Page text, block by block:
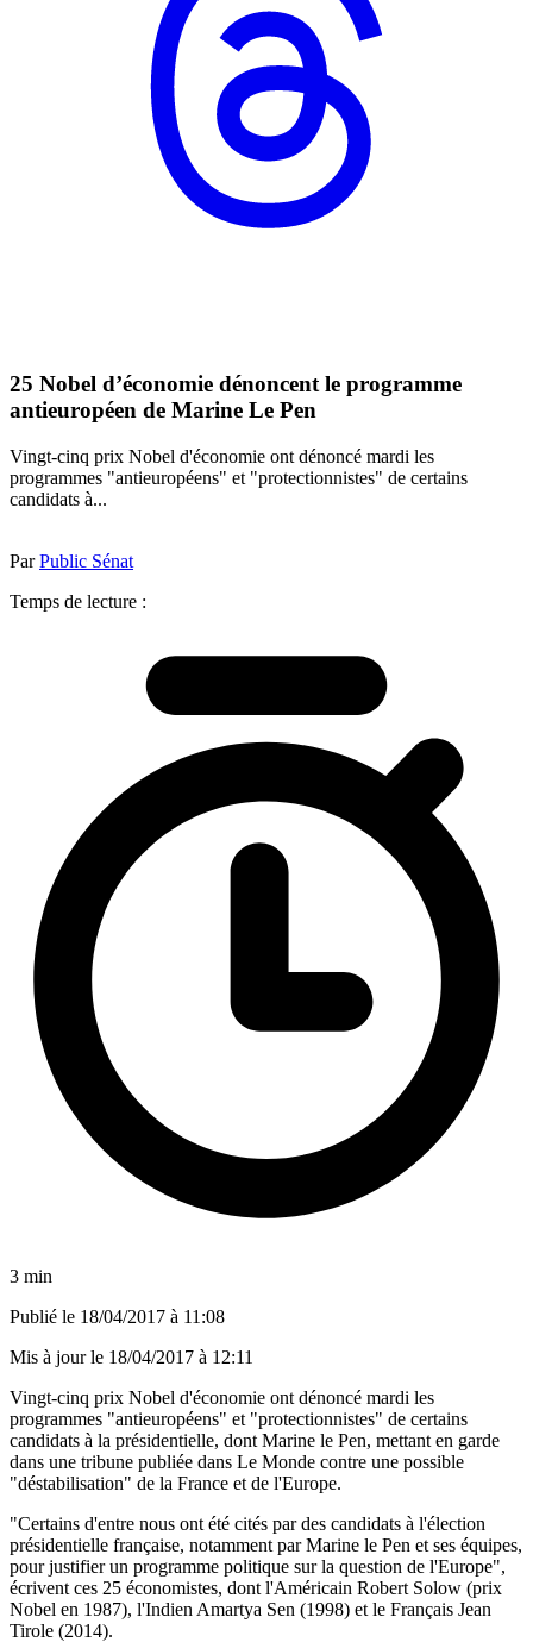
25 Nobel d’économie dénoncent le programme
antieuropéen de Marine Le Pen
Vingt-cinq prix Nobel d'économie ont dénoncé mardi les
programmes "antieuropéens" et "protectionnistes" de certains
candidats à...
ParPublic Sénat
Temps de lecture :
3 min
Publié le 18/04/2017 à 11:08
Mis à jour le 18/04/2017 à 12:11
Vingt-cinq prix Nobel d'économie ont dénoncé mardi les
programmes "antieuropéens" et "protectionnistes" de certains
candidats à la présidentielle, dont Marine le Pen, mettant en garde
dans une tribune publiée dans Le Monde contre une possible
"déstabilisation" de la France et de l'Europe.
"Certains d'entre nous ont été cités par des candidats à l'élection
présidentielle française, notamment par Marine le Pen et ses équipes,
pour justifier un programme politique sur la question de l'Europe",
écrivent ces 25 économistes, dont l'Américain Robert Solow (prix
Nobel en 1987), l'Indien Amartya Sen (1998) et le Français Jean
Tirole (2014).